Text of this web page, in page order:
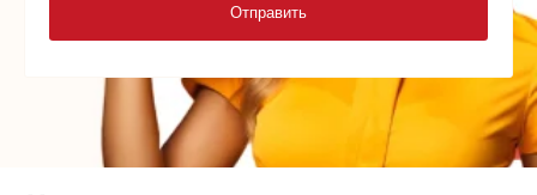
Отправить